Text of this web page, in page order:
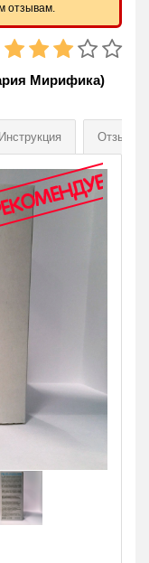
отзывам.
Мирифика)
Инструкция Отзывы